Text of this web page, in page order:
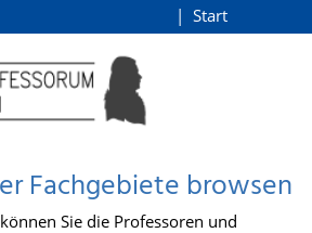
Start
Fachgebiete browsen
Sie die Professoren und